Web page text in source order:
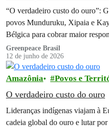
“O verdadeiro custo do ouro”:
povos Munduruku, Xipaia e
Bélgica para cobrar maior
ouro brasileiro
Greenpeace Brasil
12 de junho de 2026
Amazônia Povos e
O verdadeiro custo do ouro
Lideranças indígenas viajam à
cadeia global do ouro e lutar